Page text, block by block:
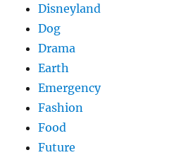
Disneyland
Dog
Drama
Earth
Emergency
Fashion
Food
Future